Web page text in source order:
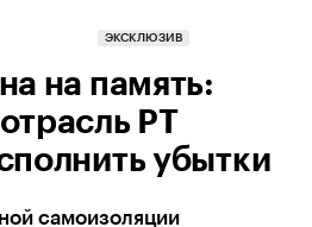
ЭКСКЛЮЗИВ
на память:
РТ
убытки
самоизоляции